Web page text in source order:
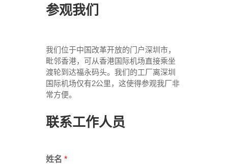
参观我们
我们位于中国改革开放的门户深圳市，
毗邻香港，可从香港国际机场直接乘坐
渡轮到达福永码头。我们的工厂离深圳
国际机场仅有2公里，这使得参观我厂非
常方便。
联系工作人员
姓名 *